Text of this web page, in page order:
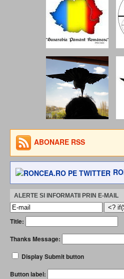
ABONARE RSS
ALERTE SI INFORMATII PRIN E-MAIL
Title:
Thanks Message:
Display Submit button
Button label: